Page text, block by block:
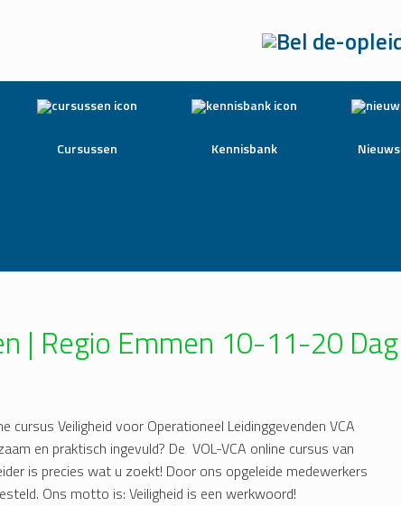
Cursussen Kennisbank Nieuws
| Regio Emmen 10-11-20 Dag
cursus Veiligheid voor Operationeel Leidinggevenden VCA
en praktisch ingevuld? De VOL-VCA online cursus van
is precies wat u zoekt! Door ons opgeleide medewerkers
Ons motto is: Veiligheid is een werkwoord!